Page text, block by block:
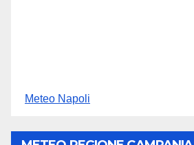
Meteo Napoli